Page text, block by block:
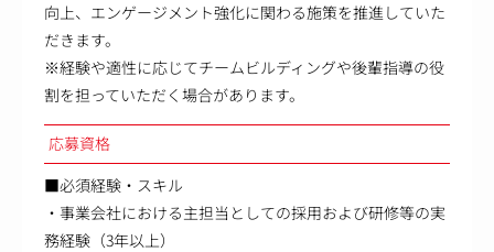
向上、エンゲージメント強化に関わる施策を推進していた
だきます。
※経験や適性に応じてチームビルディングや後輩指導の役
割を担っていただく場合があります。
応募資格
■必須経験・スキル
・事業会社における主担当としての採用および研修等の実
務経験（3年以上）